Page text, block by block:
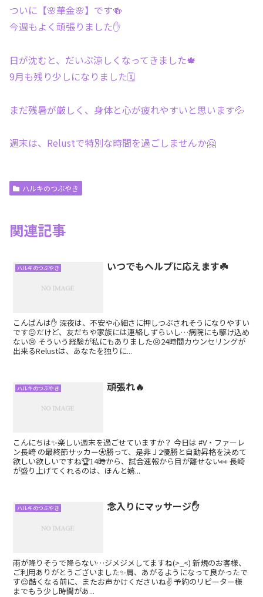
ついに【🌸華金🌸】です🍻
今週もよく頑張りました✋
日が沈むと、だいぶ涼しくなってきました🍁
9月も残り少しになりました🗓
まだ残暑が厳しく、身体と心が疲れやすいと思います💦
週末は、Relustで特別な時間を過ごしませんか🤗
ハルキのつぶやき
関連記事
ハルキのつぶやき いつでもヘルプに応えます☘️
こんばんは✋ 深夜は、不安や心細さに押しつぶされそうになりやすい
です😖だけど、友だちや家族には連絡しずらいし…病院にも駆け込め
ない😢 そういう経験が私にもありました😣24時間カウンセリングが
出来るRelustは、あなたを独りに...
ハルキのつぶやき 頑張れ🔥
こんにちは✨楽しい週末を過ごせていますか？ 今日は #V・ファーレ
ン長崎 の最終節サッカー⚽勝って、是非Ｊ2優勝と自動昇格を決めて
欲しい欲しいですね🏆14時から、試合速報から目が離せない👀 長崎
が盛り上げてくれるのは、ほんと嬉...
ハルキのつぶやき 念入りにマッサージ✋
雨が降りそうで降らない…ジメジメしてますね(>_<) 新規のお客様、
ご利用ありがとうございました✨肩、あがるようになって良かったで
す😌酷くなる前に、またお声かけくださいね✌️ 予約のリピーター様
までもう少し時間があ...